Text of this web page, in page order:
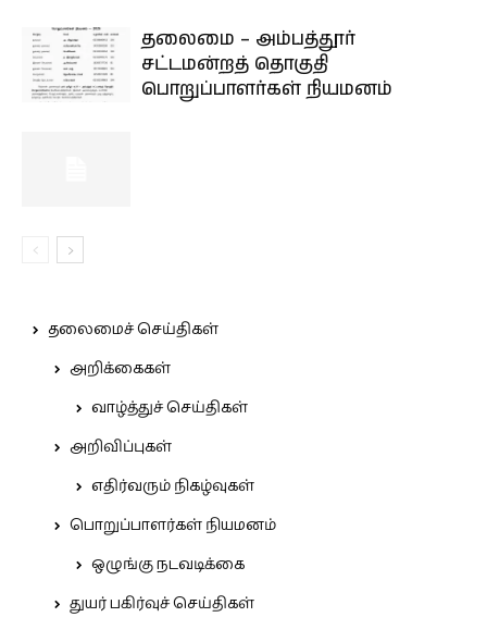
தலைமை – அம்பத்தூர்
சட்டமன்றத் தொகுதி
பொறுப்பாளர்கள் நியமனம்
தலைமைச் செய்திகள்
அறிக்கைகள்
வாழ்த்துச் செய்திகள்
அறிவிப்புகள்
எதிர்வரும் நிகழ்வுகள்
பொறுப்பாளர்கள் நியமனம்
ஒழுங்கு நடவடிக்கை
துயர் பகிர்வுச் செய்திகள்